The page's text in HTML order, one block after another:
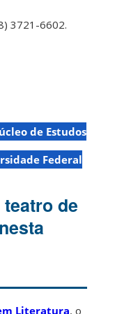
3721-6602.
de Estudos
Federal
de
Literatura, o